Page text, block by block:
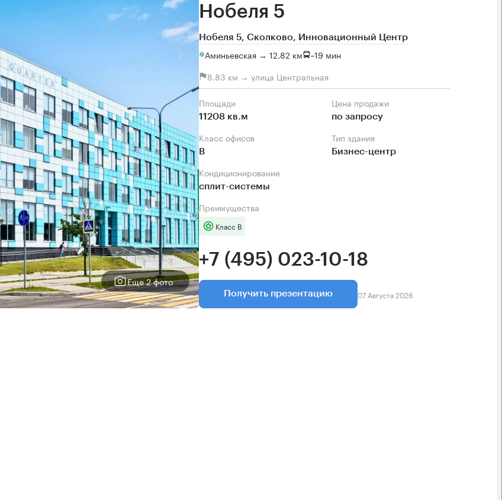
Еще 2 фото
Нобеля 5
Нобеля 5, Сколково, Инновационный Центр
Аминьевская → 12.82 км ~19 мин
8.83 км → улица Центральная
Площади
11208 кв.м
Цена продажи
по запросу
Класс офисов
B
Тип здания
Бизнес-центр
Кондиционирование
сплит-системы
Преимущества
Класс B
+7 (495) 023-10-18
Получить презентацию 07 Августа 2026